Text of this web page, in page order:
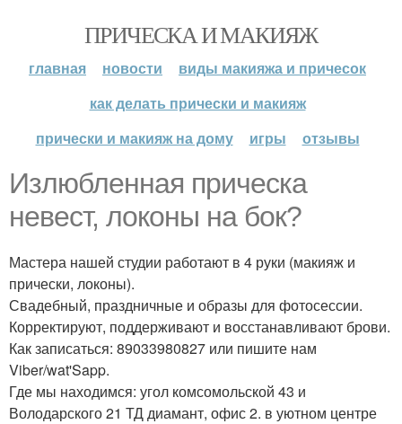
ПРИЧЕСКА И МАКИЯЖ
главная новости
виды макияжа и причесок
как делать прически и макияж
прически и макияж на дому
игры отзывы
Излюбленная прическа
невест, локоны на бок?
Мастера нашей студии работают в 4 руки (макияж и
прически, локоны).
Свадебный, праздничные и образы для фотосессии.
Корректируют, поддерживают и восстанавливают брови.
Как записаться: 89033980827 или пишите нам
Viber/wat'Sapp.
Где мы находимся: угол комсомольской 43 и
Володарского 21 ТД диамант, офис 2. в уютном центре